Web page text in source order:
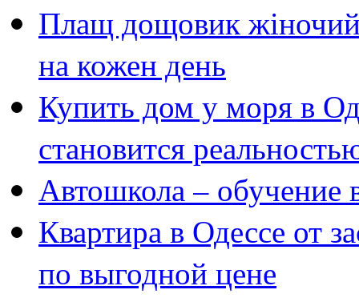
Плащ дощовик
на кожен день
Купить дом у моря в
становится
Автошкола – обучение
Квартира в Одессе от
по выгодной цене